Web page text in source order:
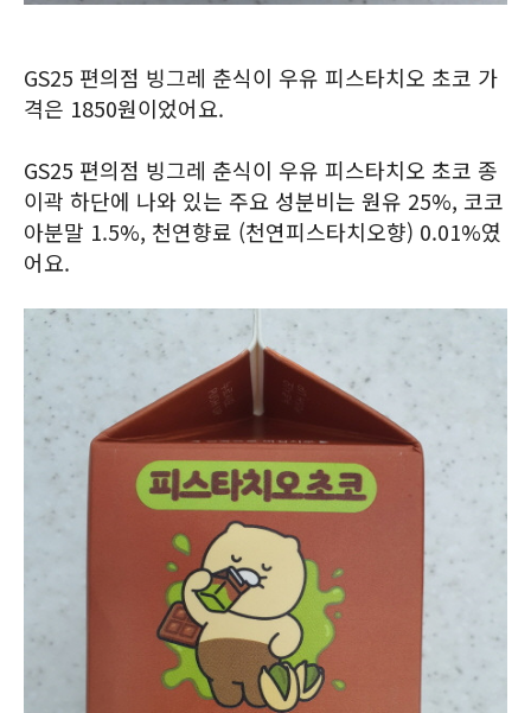
GS25 편의점 빙그레 춘식이 우유 피스타치오 초코 가
격은 1850원이었어요.
GS25 편의점 빙그레 춘식이 우유 피스타치오 초코 종
이곽 하단에 나와 있는 주요 성분비는 원유 25%, 코코
아분말 1.5%, 천연향료 (천연피스타치오향) 0.01%였
어요.